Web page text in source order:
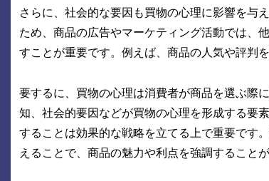
さらに、社会的な要因も買物の心理に影響を与
ため、商品の広告やマーケティング活動では、
すことが重要です。例えば、商品の人気や評判
要するに、買物の心理は消費者が商品を選ぶ際
知、社会的要因などが買物の心理を形成する要
することは効果的な戦略を立てる上で重要です
えることで、商品の魅力や利点を強調することが